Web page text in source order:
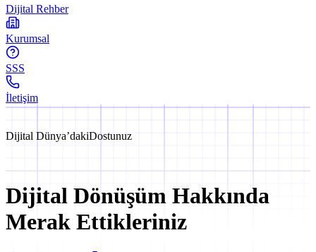
Dijital Rehber
Kurumsal
SSS
İletişim
Dijital Dünya’dakiDostunuz
Dijital Dönüşüm Hakkında
Merak Ettikleriniz